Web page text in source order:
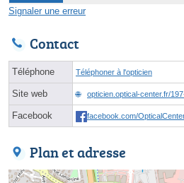
Signaler une erreur
Contact
Téléphone Téléphoner à l'opticien
Site web opticien.optical-center.fr/
Facebook facebook.com/
Plan et adresse